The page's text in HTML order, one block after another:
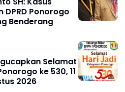
DPRD Ponorogo
Benderang
Selamat
ke 530, 11
2026